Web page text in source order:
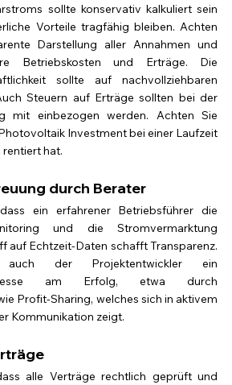
sollte konservativ kalkuliert sein
Vorteile tragfähig bleiben. Achten
Darstellung aller Annahmen und
Betriebskosten und Erträge. Die
sollte auf nachvollziehbaren
Steuern auf Erträge sollten bei der
mit einbezogen werden. Achten Sie
Investment bei einer Laufzeit
hat.
durch Berater
ein erfahrener Betriebsführer die
und die Stromvermarktung
auf Echtzeit-Daten schafft Transparenz.
auch der Projektentwickler ein
am Erfolg, etwa durch
Profit-Sharing, welches sich in aktivem
Kommunikation zeigt.
alle Verträge rechtlich geprüft und